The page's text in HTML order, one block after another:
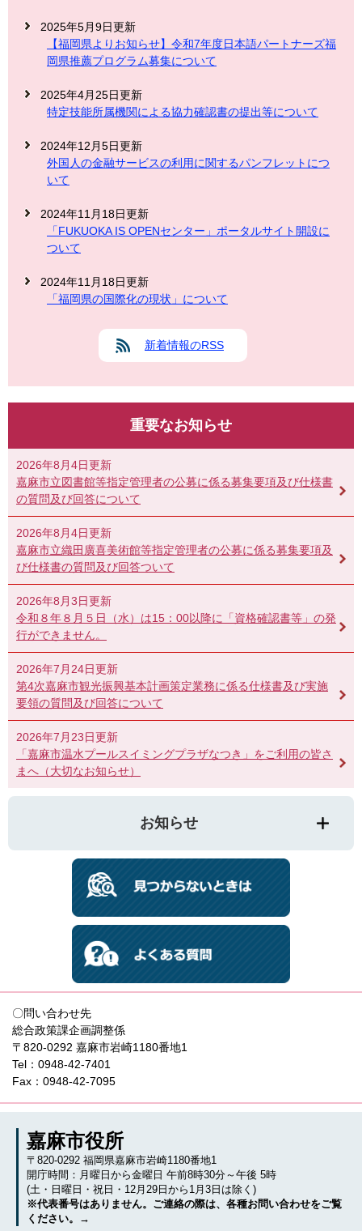
2025年5月9日更新
【福岡県よりお知らせ】令和7年度日本語パートナーズ福
岡県推薦プログラム募集について
2025年4月25日更新
特定技能所属機関による協力確認書の提出等について
2024年12月5日更新
外国人の金融サービスの利用に関するパンフレットにつ
いて
2024年11月18日更新
「FUKUOKA IS OPENセンター」ポータルサイト開設に
ついて
2024年11月18日更新
「福岡県の国際化の現状」について
新着情報のRSS
重要なお知らせ
2026年8月4日更新
嘉麻市立図書館等指定管理者の公募に係る募集要項及び仕様書
の質問及び回答について
2026年8月4日更新
嘉麻市立織田廣喜美術館等指定管理者の公募に係る募集要項及
び仕様書の質問及び回答ついて
2026年8月3日更新
令和８年８月５日（水）は15：00以降に「資格確認書等」の発
行ができません。
2026年7月24日更新
第4次嘉麻市観光振興基本計画策定業務に係る仕様書及び実施
要領の質問及び回答について
2026年7月23日更新
「嘉麻市温水プールスイミングプラザなつき」をご利用の皆さ
まへ（大切なお知らせ）
お知らせ
〇問い合わせ先
総合政策課企画調整係
〒820-0292 嘉麻市岩崎1180番地1
Tel：0948-42-7401
Fax：0948-42-7095
嘉麻市役所
〒820-0292 福岡県嘉麻市岩崎1180番地1
開庁時間：月曜日から金曜日 午前8時30分～午後 5時
(土・日曜日・祝日・12月29日から1月3日は除く)
※代表番号はありません。ご連絡の際は、各種お問い合わせをご覧
ください。→